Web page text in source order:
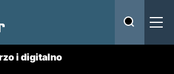
i digitalno